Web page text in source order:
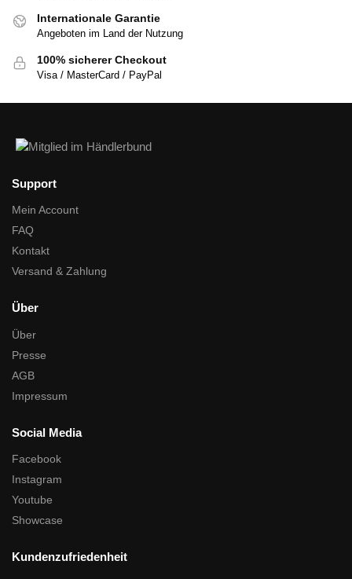
Internationale Garantie
Angeboten im Land der Nutzung
100% sicherer Checkout
Visa / MasterCard / PayPal
Support
Mein Account
FAQ
Kontakt
Versand & Zahlung
Über
Über
Presse
AGB
Impressum
Social Media
Facebook
Instagram
Youtube
Showcase
Kundenzufriedenheit